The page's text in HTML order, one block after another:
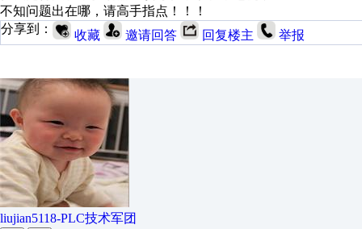
不知问题出在哪，请高手指点！！！
分享到：
收藏 邀请回答 回复楼主 举报
liujian5118-PLC技术军团